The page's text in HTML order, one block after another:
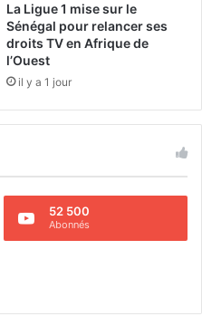
La Ligue 1 mise sur le
Sénégal pour relancer ses
droits TV en Afrique de
l’Ouest
il y a 1 jour
52 500
Abonnés